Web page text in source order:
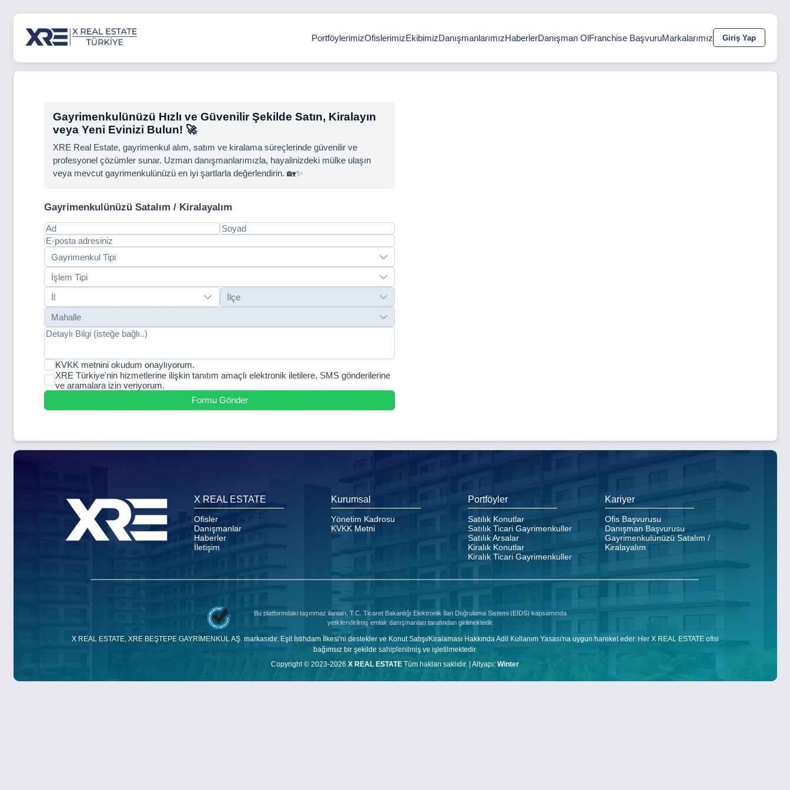
PortföylerimizOfislerimizEkibimizDanışmanlarımızHaberlerDanışman OlFranchise BaşvuruMarkalarımız Giriş Yap
Gayrimenkulünüzü Hızlı ve Güvenilir Şekilde Satın, Kiralayın
veya Yeni Evinizi Bulun! 🚀
XRE Real Estate, gayrimenkul alım, satım ve kiralama süreçlerinde güvenilir ve
profesyonel çözümler sunar. Uzman danışmanlarımızla, hayalinizdeki mülke ulaşın
veya mevcut gayrimenkulünüzü en iyi şartlarla değerlendirin. 🏡✨
Gayrimenkulünüzü Satalım / Kiralayalım
Gayrimenkul Tipi
İşlem Tipi
İl
İlçe
Mahalle
KVKK metnini okudum onaylıyorum.
XRE Türkiye'nin hizmetlerine ilişkin tanıtım amaçlı elektronik iletilere, SMS gönderilerine
ve aramalara izin veriyorum.
Formu Gönder
X REAL ESTATE
Ofisler
Danışmanlar
Haberler
İletişim
Kurumsal
Yönetim Kadrosu
KVKK Metni
Portföyler
Satılık Konutlar
Satılık Ticari Gayrimenkuller
Satılık Arsalar
Kiralık Konutlar
Kiralık Ticari Gayrimenkuller
Kariyer
Ofis Başvurusu
Danışman Başvurusu
Gayrimenkulünüzü Satalım /
Kiralayalım
Bu platformdaki taşınmaz ilanları, T.C. Ticaret Bakanlığı Elektronik İlan Doğrulama Sistemi (EİDS) kapsamında
yetkilendirilmiş emlak danışmanları tarafından girilmektedir.
X REAL ESTATE, XRE BEŞTEPE GAYRİMENKUL AŞ. markasıdır. Eşit İstihdam İlkesi'ni destekler ve Konut Satışı/Kiralaması Hakkında Adil Kullanım Yasası'na uygun hareket eder. Her X REAL ESTATE ofisi
bağımsız bir şekilde sahiplenilmiş ve işletilmektedir.
Copyright © 2023-2026 X REAL ESTATE Tüm hakları saklıdır. | Altyapı: Winter